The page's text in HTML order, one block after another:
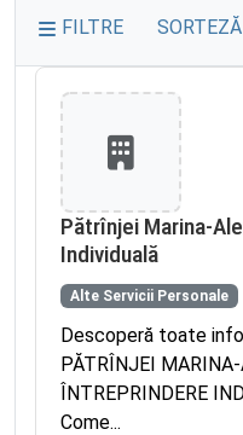
FILTRE
Pătrînjei Marina-
Individuală
Alte Servicii Personale
Descoperă toate
PĂTRÎNJEI
ÎNTREPRINDERE
Come...